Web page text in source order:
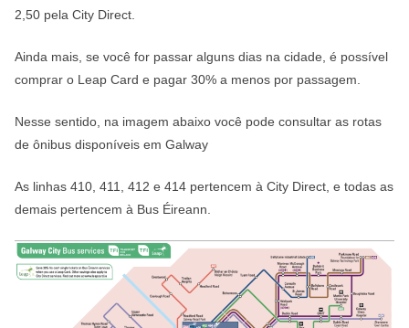
2,50 pela City Direct.
Ainda mais, se você for passar alguns dias na cidade, é possível
comprar o Leap Card e pagar 30% a menos por passagem.
Nesse sentido, na imagem abaixo você pode consultar as rotas
de ônibus disponíveis em Galway
As linhas 410, 411, 412 e 414 pertencem à City Direct, e todas as
demais pertencem à Bus Éireann.